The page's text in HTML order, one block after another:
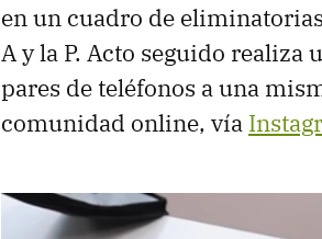
en un cuadro de
A y la P. Acto seguido realiza
pares de teléfonos a una
comunidad online, vía